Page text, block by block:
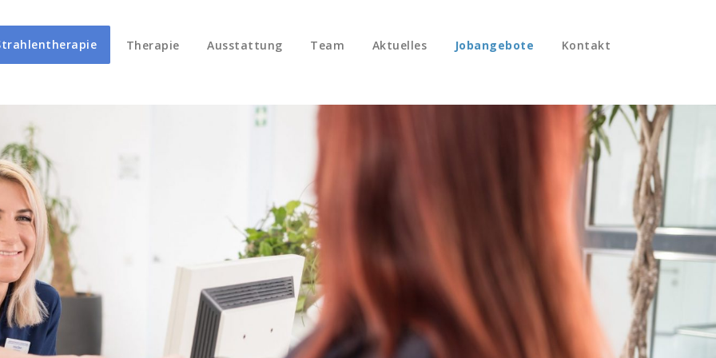
Therapie Ausstattung Team Aktuelles Jobangebote Kontakt